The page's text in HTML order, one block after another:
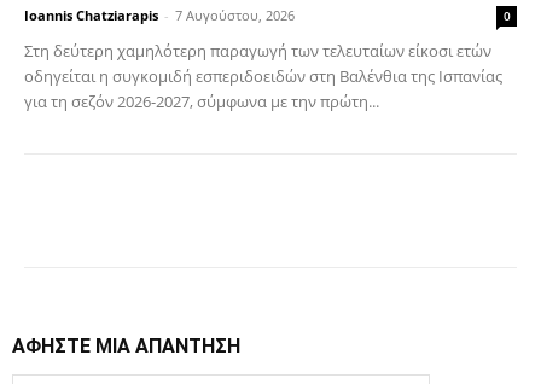
Ioannis Chatziarapis - 7 Αυγούστου, 2026 0
Στη δεύτερη χαμηλότερη παραγωγή των τελευταίων είκοσι ετών
οδηγείται η συγκομιδή εσπεριδοειδών στη Βαλένθια της Ισπανίας
για τη σεζόν 2026-2027, σύμφωνα με την πρώτη...
ΑΦΗΣΤΕ ΜΙΑ ΑΠΑΝΤΗΣΗ